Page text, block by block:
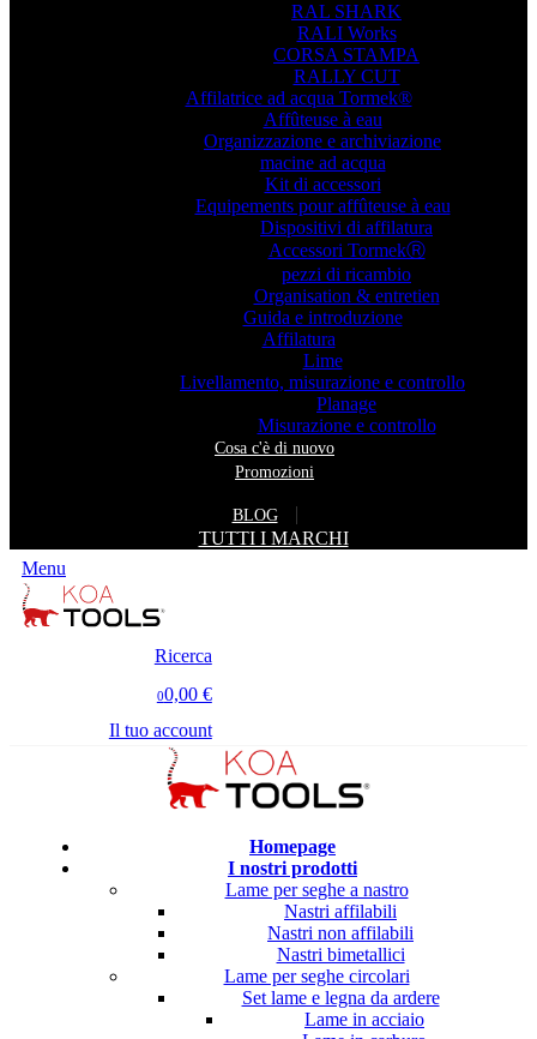
RAL SHARK
RALI Works
CORSA STAMPA
RALLY CUT
Affilatrice ad acqua Tormek®
Affûteuse à eau
Organizzazione e archiviazione
macine ad acqua
Kit di accessori
Equipements pour affûteuse à eau
Dispositivi di affilatura
Accessori TormekⓇ
pezzi di ricambio
Organisation & entretien
Guida e introduzione
Affilatura
Lime
Livellamento, misurazione e controllo
Planage
Misurazione e controllo
Cosa c'è di nuovo
Promozioni
BLOG
TUTTI I MARCHI
Menu
Ricerca
00,00 €
Il tuo account
Homepage
I nostri prodotti
Lame per seghe a nastro
Nastri affilabili
Nastri non affilabili
Nastri bimetallici
Lame per seghe circolari
Set lame e legna da ardere
Lame in acciaio